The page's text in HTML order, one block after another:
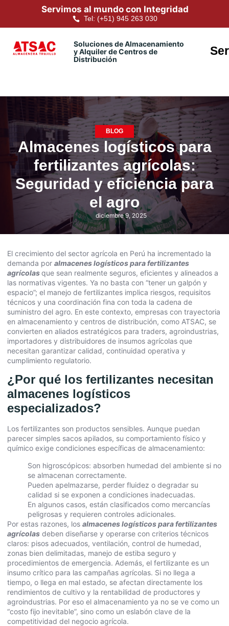
Servimos al mundo con Integridad
Tel: (+51) 945 263 030
Soluciones de Almacenamiento
y Alquiler de Centros de
Distribución
BLOG
Almacenes logísticos para
fertilizantes agrícolas:
Seguridad y eficiencia para
el agro
diciembre 9, 2025
El crecimiento del sector agrícola en Perú ha incrementado la
demanda por almacenes logísticos para fertilizantes
agrícolasque sean realmente seguros, eficientes y alineados a
las normativas vigentes. Ya no basta con “tener un galpón y
espacio”; el manejo de fertilizantes implica riesgos, requisitos
técnicos y una coordinación fina con toda la cadena de
suministro del agro. En este contexto, empresas con trayectoria
en almacenamiento y centros de distribución, como ATSAC, se
convierten en aliados estratégicos para traders, agroindustrias,
importadores y distribuidores de insumos agrícolas que
necesitan garantizar calidad, continuidad operativa y
cumplimiento regulatorio.
¿Por qué los fertilizantes necesitan
almacenes logísticos
especializados?
Los fertilizantes son productos sensibles. Aunque puedan
parecer simples sacos apilados, su comportamiento físico y
químico exige condiciones específicas de almacenamiento:
Son higroscópicos: absorben humedad del ambiente si no
se almacenan correctamente.
Pueden apelmazarse, perder fluidez o degradar su
calidad si se exponen a condiciones inadecuadas.
En algunos casos, están clasificados como mercancías
peligrosas y requieren controles adicionales.
Por estas razones, los almacenes logísticos para fertilizantes
agrícolas deben diseñarse y operarse con criterios técnicos
claros: pisos adecuados, ventilación, control de humedad,
zonas bien delimitadas, manejo de estiba seguro y
procedimientos de emergencia. Además, el fertilizante es un
insumo crítico para las campañas agrícolas. Si no llega a
tiempo, o llega en mal estado, se afectan directamente los
rendimientos de cultivo y la rentabilidad de productores y
agroindustrias. Por eso el almacenamiento ya no se ve como un
“costo fijo inevitable”, sino como un eslabón clave de la
competitividad del negocio agrícola.